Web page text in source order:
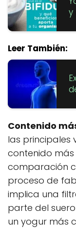
y
Leer También:
Contenido
las principales
contenido
comparación
proceso de
implica una
parte del
un yogur más